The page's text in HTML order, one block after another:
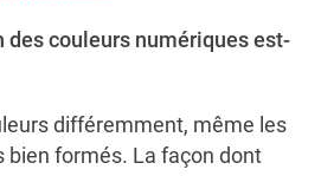
des couleurs numériques est-
différemment, même les
bien formés. La façon dont